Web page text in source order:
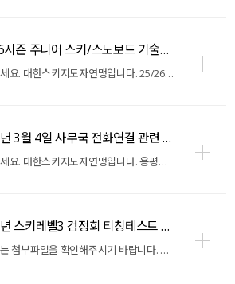
25/26시즌 주니어 스키/스노보드 기술급증 등급 등록…
안녕하세요. 대한스키지도자연맹입니다. 25/26시즌 주니어 스키/스노보드 기술급증 …
2026년 3월 4일 사무국 전화연결 관련 안내
안녕하세요. 대한스키지도자연맹입니다. 용평리조트 대회본부 철수로 인하여 2026년 …
2026년 스키레벨3 검정회 티칭테스트 결과 안내
결과표는 첨부파일을 확인해주시기 바랍니다. 추가적으로 현재 용평리조트 대회본부 철수…